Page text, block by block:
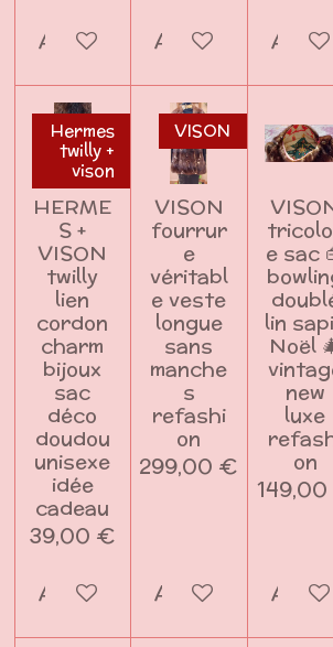
Ajouter au panierAjouter au panier
Hermes
twilly +
vison
HERME
S +
VISON
twilly
lien
cordon
charm
bijoux
sac
déco
doudou
unisexe
idée
cadeau
39,00 €
Ajouter au panier
VISON
VISON
fourrur
e
véritabl
e veste
longue
sans
manche
s
refashi
on
299,00 €
Ajouter au panier
e sac
lin
Noël
new
luxe
on